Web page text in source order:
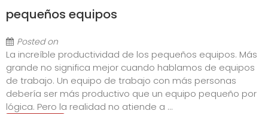
pequeños equipos
Posted on
La increíble productividad de los pequeños equipos. Más
grande no significa mejor cuando hablamos de equipos
de trabajo. Un equipo de trabajo con más personas
debería ser más productivo que un equipo pequeño por
lógica. Pero la realidad no atiende a ...